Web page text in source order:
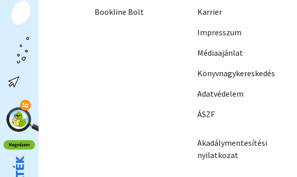
Bookline Bolt
Karrier
Impresszum
Médiaajánlat
Könyvnagykereskedés
Adatvédelem
ÁSZF
Akadálymentesítési
nyilatkozat